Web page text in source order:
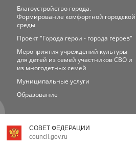
Благоустройство города.
Формирование комфортной городской
среды
Проект "Города герои - города героев"
Мероприятия учреждений культуры
для детей из семей участников СВО и
из многодетных семей
Муниципальные услуги
Образование
СОВЕТ ФЕДЕРАЦИИ
council.gov.ru